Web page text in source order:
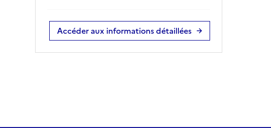
Accéder aux informations détaillées